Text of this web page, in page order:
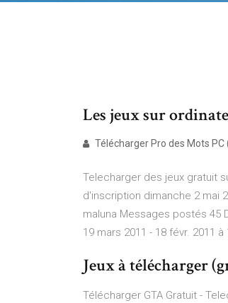
Les jeux sur
Télécharger Pro des Mots
Telecharger des jeux gratuit
d'inscription dimanche 2 mai
maluna Messages postés 45
19 mars 2011 - 18 févr. 2011
Jeux à télécharger
Télécharger GTA Gratuit -